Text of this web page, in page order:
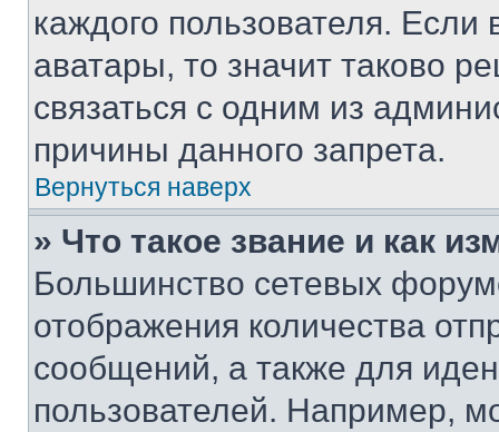
каждого пользователя.
аватары, то значит таково
связаться с одним из
причины данного запрета.
Вернуться наверх
» Что такое звание и как
Большинство сетевых
отображения количества
сообщений, а также для
пользователей. Например,